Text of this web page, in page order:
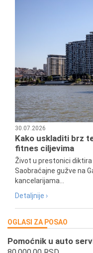
30.07.2026
Kako uskladiti brz
fitnes ciljevima
Život u prestonici
Saobraćajne gužve na
kancelarijama...
Detaljnije ›
OGLASI ZA POSAO
Pomoćnik u auto